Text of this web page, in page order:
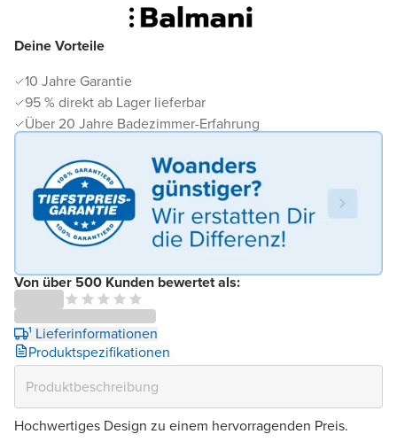
Deine Vorteile
10 Jahre Garantie
95 % direkt ab Lager lieferbar
Über 20 Jahre Badezimmer-Erfahrung
Von über 500 Kunden bewertet als:
¹ Lieferinformationen
Produktspezifikationen
Hochwertiges Design zu einem hervorragenden Preis.